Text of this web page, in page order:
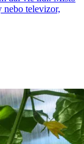
nebo televizor,